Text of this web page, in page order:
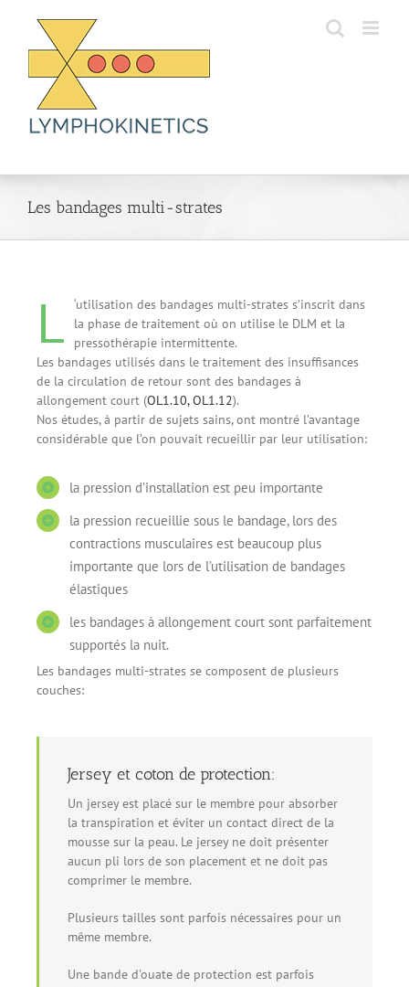
content
Les bandages multi-strates
L
‘utilisation des bandages multi-strates s’inscrit dans
la phase de traitement où on utilise le DLM et la
pressothérapie intermittente.
Les bandages utilisés dans le traitement des insuffisances
de la circulation de retour sont des bandages à
allongement court (OL1.10, OL1.12).
Nos études, à partir de sujets sains, ont montré l’avantage
considérable que l’on pouvait recueillir par leur utilisation:
la pression d’installation est peu importante
la pression recueillie sous le bandage, lors des
contractions musculaires est beaucoup plus
importante que lors de l’utilisation de bandages
élastiques
les bandages à allongement court sont parfaitement
supportés la nuit.
Les bandages multi-strates se composent de plusieurs
couches:
Jersey et coton de protection:
Un jersey est placé sur le membre pour absorber
la transpiration et éviter un contact direct de la
mousse sur la peau. Le jersey ne doit présenter
aucun pli lors de son placement et ne doit pas
comprimer le membre.
Plusieurs tailles sont parfois nécessaires pour un
même membre.
Une bande d'ouate de protection est parfois